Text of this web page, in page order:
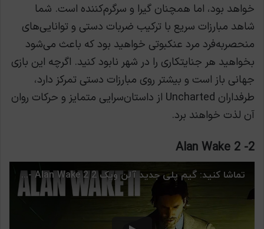
خواهد بود، اما همچنان گیرا و سرگرم‌کننده است. شما
شاهد مبارزات سریع با ترکیب ضربات دستی و توانایی‌های
منحصربه‌فرد مرد عنکبوتی خواهید بود که باعث می‌شود
بخواهید هر جنایتکاری را در شهر نابود کنید. اگرچه این بازی
جهانی باز است و بیشتر روی مبارزات دستی تمرکز دارد،
طرفداران Uncharted از داستان‌سرایی متمایز و حرکات روان
آن لذت خواهند برد.
2-
Alan Wake 2